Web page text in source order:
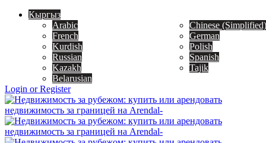
Кыргыз
Arabic
Chinese (Simplified)
French
German
Kurdish
Polish
Russian
Spanish
Kazakh
Tajik
Belarusian
Login or Register